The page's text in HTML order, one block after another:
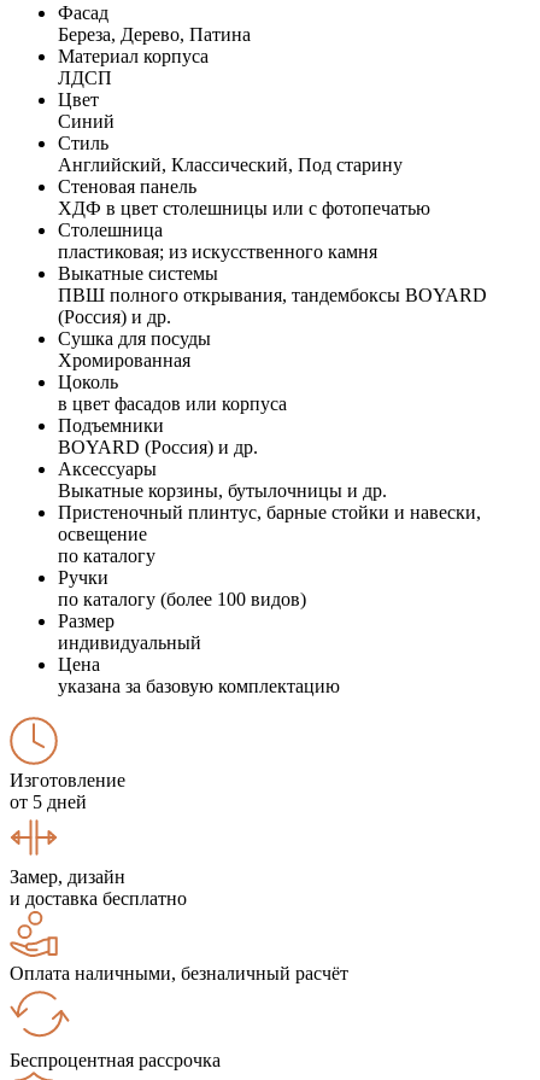
Фасад
Береза, Дерево, Патина
Материал корпуса
ЛДСП
Цвет
Синий
Стиль
Английский, Классический, Под старину
Стеновая панель
ХДФ в цвет столешницы или с фотопечатью
Столешница
пластиковая; из искусственного камня
Выкатные системы
ПВШ полного открывания, тандембоксы BOYARD
(Россия) и др.
Сушка для посуды
Хромированная
Цоколь
в цвет фасадов или корпуса
Подъемники
BOYARD (Россия) и др.
Аксессуары
Выкатные корзины, бутылочницы и др.
Пристеночный плинтус, барные стойки и навески,
освещение
по каталогу
Ручки
по каталогу (более 100 видов)
Размер
индивидуальный
Цена
указана за базовую комплектацию
Изготовление
от 5 дней
Замер, дизайн
и доставка бесплатно
Оплата наличными, безналичный расчёт
Беспроцентная рассрочка